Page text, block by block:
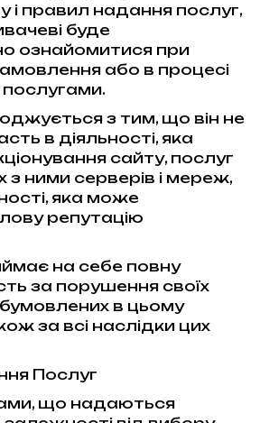
і правил надання послуг,
буде
ознайомитися при
або в процесі
з тим, що він не
в діяльності, яка
сайту, послуг
з ними серверів і мереж,
яка може
репутацію
на себе повну
за порушення своїх
в цьому
за всі наслідки цих
Послуг
що надаються